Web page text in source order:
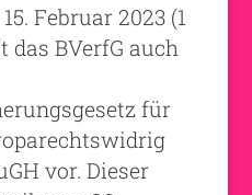
Februar 2023 (1
das BVerfG auch
für
vor. Dieser